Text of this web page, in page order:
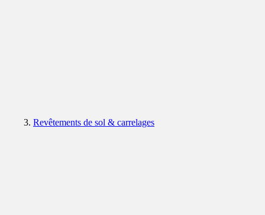
Revêtements de sol & carrelages